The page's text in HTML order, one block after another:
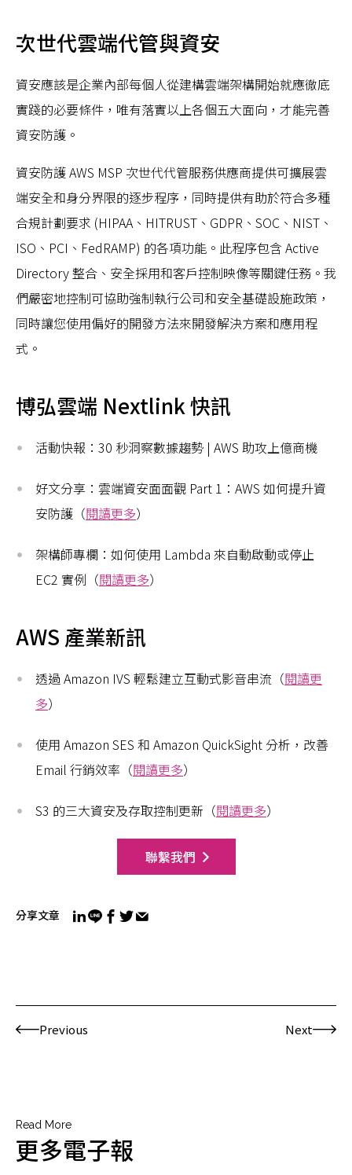
次世代雲端代管與資安
資安應該是企業內部每個人從建構雲端架構開始就應徹底
實踐的必要條件，唯有落實以上各個五大面向，才能完善
資安防護。
資安防護 AWS MSP 次世代代管服務供應商提供可擴展雲
端安全和身分界限的逐步程序，同時提供有助於符合多種
合規計劃要求 (HIPAA、HITRUST、GDPR、SOC、NIST、
ISO、PCI、FedRAMP) 的各項功能。此程序包含 Active
Directory 整合、安全採用和客戶控制映像等關鍵任務。我
們嚴密地控制可協助強制執行公司和安全基礎設施政策，
同時讓您使用偏好的開發方法來開發解決方案和應用程
式。
博弘雲端 Nextlink 快訊
活動快報：30 秒洞察數據趨勢 | AWS 助攻上億商機
好文分享：雲端資安面面觀 Part 1：AWS 如何提升資
安防護（閱讀更多）
架構師專欄：如何使用 Lambda 來自動啟動或停止
EC2 實例（閱讀更多）
AWS 產業新訊
透過 Amazon IVS 輕鬆建立互動式影音串流（閱讀更
多）
使用 Amazon SES 和 Amazon QuickSight 分析，改善
Email 行銷效率（閱讀更多）
S3 的三大資安及存取控制更新（閱讀更多）
聯繫我們
分享文章
Previous Next
Read More
更多電子報